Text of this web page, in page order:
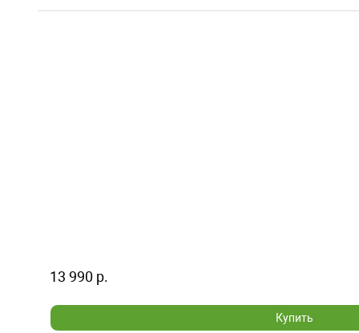
13 990 р.
Купить